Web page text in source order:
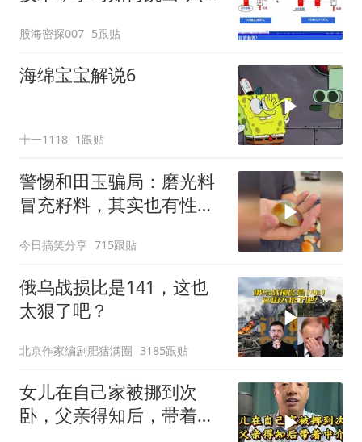
金真实意图，寻找科学买
卖点
股海密探007 5跟贴
海绵宝宝解说6
十一1118 1跟贴
警惕和田玉骗局：磨光料
冒充籽料，其实也有性价
今日搞笑分享 715跟贴
俄乌战损比是141，这也
太狠了吧？
北京作家编剧肥猪满圈 3185跟贴
女儿在自己家被挪到次
卧，父亲得知后，带着中